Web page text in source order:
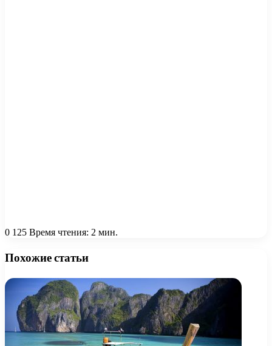
0 125 Время чтения: 2 мин.
Похожие статьи